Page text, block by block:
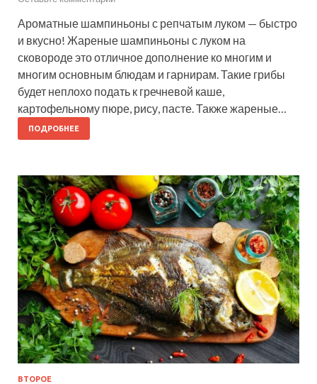
Ароматные шампиньоны с репчатым луком — быстро
и вкусно! Жареные шампиньоны с луком на
сковороде это отличное дополнение ко многим и
многим основным блюдам и гарнирам. Такие грибы
будет неплохо подать к гречневой каше,
картофельному пюре, рису, пасте. Также жареные…
ПОДРОБНЕЕ
ВТОРОЕ